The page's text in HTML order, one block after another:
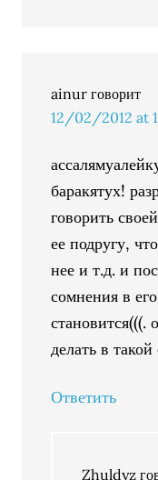
ainur говорит
12/02/2012 at
баракятух!
говорить
ее подругу,
нее и т.д. и
сомнения в
становится(((.
делать в
Ответить
Zhuldyz